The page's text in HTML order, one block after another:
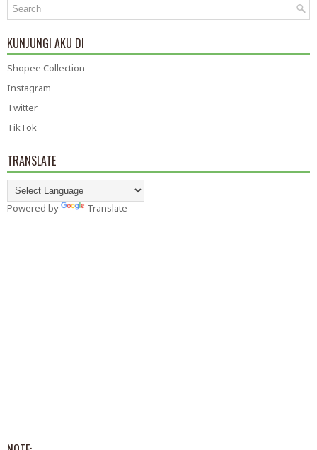
KUNJUNGI AKU DI
Shopee Collection
Instagram
Twitter
TikTok
TRANSLATE
Powered by Translate